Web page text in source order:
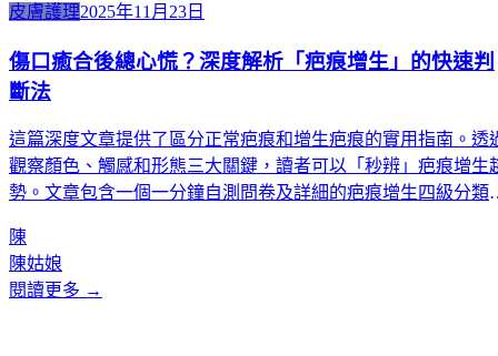
皮膚護理2025年11月23日
傷口癒合後總心慌？深度解析「疤痕增生」的快速判
斷法
這篇深度文章提供了區分正常疤痕和增生疤痕的實用指南。透
觀察顏色、觸感和形態三大關鍵，讀者可以「秒辨」疤痕增生
勢。文章包含一個一分鐘自測問卷及詳細的疤痕增生四級分類
業治療的重要性。
陳
陳姑娘
閱讀更多 →